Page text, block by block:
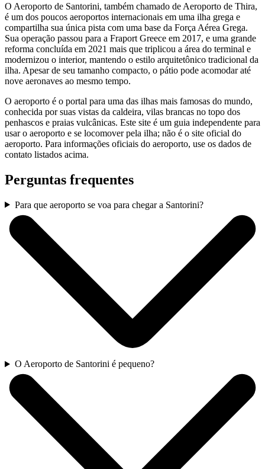
O Aeroporto de Santorini, também chamado de Aeroporto de Thira,
é um dos poucos aeroportos internacionais em uma ilha grega e
compartilha sua única pista com uma base da Força Aérea Grega.
Sua operação passou para a Fraport Greece em 2017, e uma grande
reforma concluída em 2021 mais que triplicou a área do terminal e
modernizou o interior, mantendo o estilo arquitetônico tradicional da
ilha. Apesar de seu tamanho compacto, o pátio pode acomodar até
nove aeronaves ao mesmo tempo.
O aeroporto é o portal para uma das ilhas mais famosas do mundo,
conhecida por suas vistas da caldeira, vilas brancas no topo dos
penhascos e praias vulcânicas. Este site é um guia independente para
usar o aeroporto e se locomover pela ilha; não é o site oficial do
aeroporto. Para informações oficiais do aeroporto, use os dados de
contato listados acima.
Perguntas frequentes
Para que aeroporto se voa para chegar a Santorini?
O Aeroporto de Santorini é pequeno?